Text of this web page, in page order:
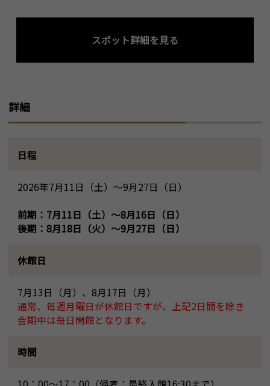
スポット詳細を見る
詳細
日程
2026年7月11日（土）～9月27日（日）
前期：7月11日（土）～8月16日（日）
後期：8月18日（火）～9月27日（日）
休館日
7月13日（月）、8月17日（月）
通常、毎週月曜日が休館日ですが、上記2日間を除き
会期中は毎日開館となります。
時間